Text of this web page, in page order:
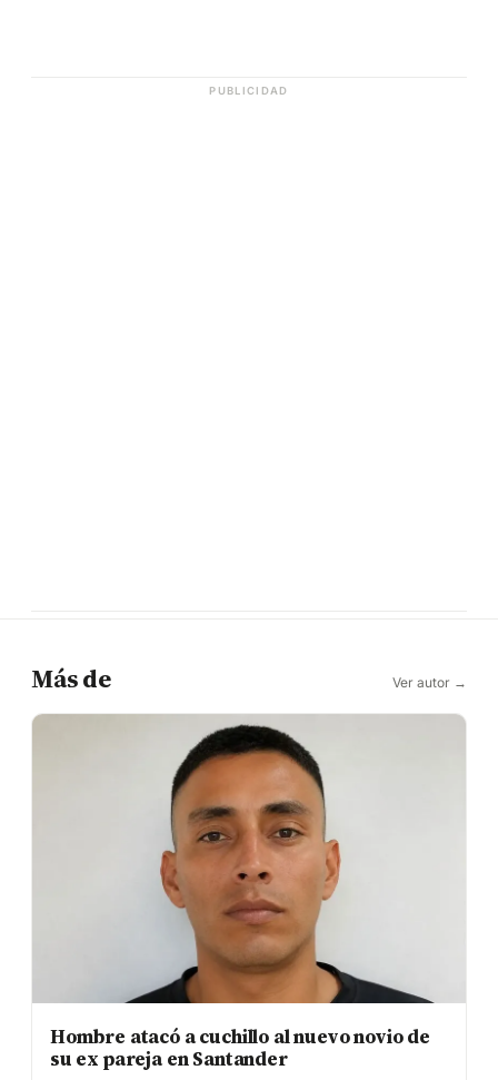
PUBLICIDAD
Más de Ver autor →
Hombre atacó a cuchillo al nuevo novio de
su ex pareja en Santander